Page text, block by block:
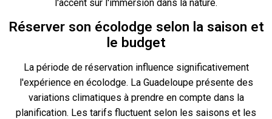
l'accent sur l'immersion dans la nature.
Réserver son écolodge selon la saison et
le budget
La période de réservation influence significativement
l'expérience en écolodge. La Guadeloupe présente des
variations climatiques à prendre en compte dans la
planification. Les tarifs fluctuent selon les saisons et les